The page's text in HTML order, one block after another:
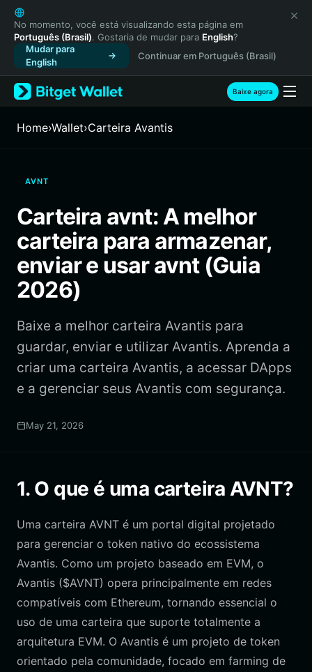
English
日本語
Tiếng Việt
Русский
Español (Latinoamérica)
Türkçe
Français
繁體中文
Bahasa Indonesia
ภาษาไทย
हिन्दी
Español
Português (Brasil)
No momento, você está visualizando esta página em
Português (Brasil). Gostaria de mudar para English?
Mudar para
English
Continuar em Português (Brasil)
Baixe agora
Home›Wallet›Carteira Avantis
AVNT
Carteira avnt: A melhor
carteira para armazenar,
enviar e usar avnt (Guia
2026)
Baixe a melhor carteira Avantis para
guardar, enviar e utilizar Avantis. Aprenda a
criar uma carteira Avantis, a acessar DApps
e a gerenciar seus Avantis com segurança.
May 21, 2026
1. O que é uma carteira AVNT?
Uma carteira AVNT é um portal digital projetado
para gerenciar o token nativo do ecossistema
Avantis. Como um projeto baseado em EVM, o
Avantis ($AVNT) opera principalmente em redes
compatíveis com Ethereum, tornando essencial o
uso de uma carteira que suporte totalmente a
arquitetura EVM. O Avantis é um projeto de token
orientado pela comunidade, focado em farming de